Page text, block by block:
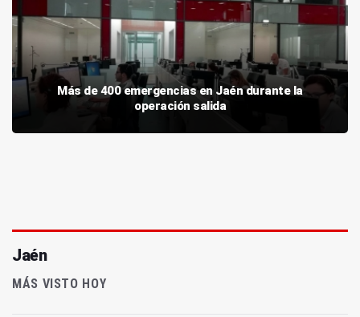
Más de 400 emergencias en Jaén durante la
operación salida
Jaén
MÁS VISTO HOY